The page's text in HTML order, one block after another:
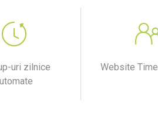
uri zilnice
Website